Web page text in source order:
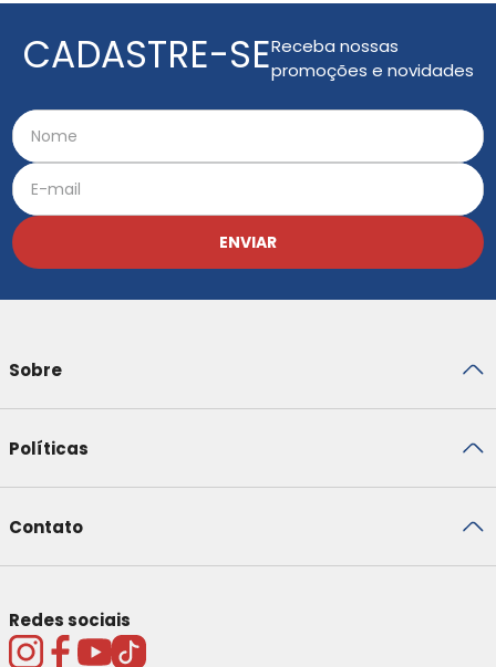
CADASTRE-SEReceba nossas
promoções e novidades
ENVIAR
Sobre
Políticas
Contato
Redes sociais